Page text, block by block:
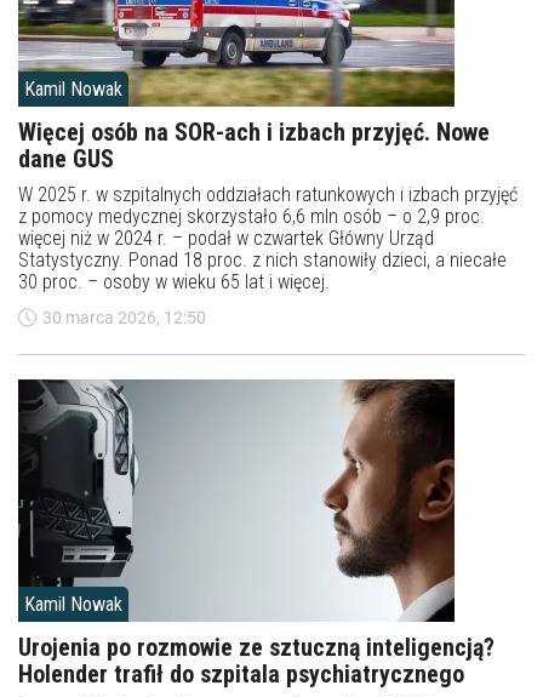
Kamil Nowak
Więcej osób na SOR-ach i izbach przyjęć. Nowe
dane GUS
W 2025 r. w szpitalnych oddziałach ratunkowych i izbach przyjęć
z pomocy medycznej skorzystało 6,6 mln osób – o 2,9 proc.
więcej niż w 2024 r. – podał w czwartek Główny Urząd
Statystyczny. Ponad 18 proc. z nich stanowiły dzieci, a niecałe
30 proc. – osoby w wieku 65 lat i więcej.
30 marca 2026, 12:50
Kamil Nowak
Urojenia po rozmowie ze sztuczną inteligencją?
Holender trafił do szpitala psychiatrycznego